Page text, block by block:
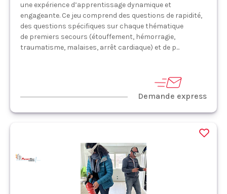
une expérience d’apprentissage dynamique et
engageante. Ce jeu comprend des questions de rapidité,
des questions spécifiques sur chaque thématique
de premiers secours (étouffement, hémorragie,
traumatisme, malaises, arrêt cardiaque) et de p...
Demande express